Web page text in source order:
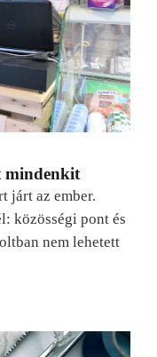
mindenkit
járt az ember.
közösségi pont és
nem lehetett